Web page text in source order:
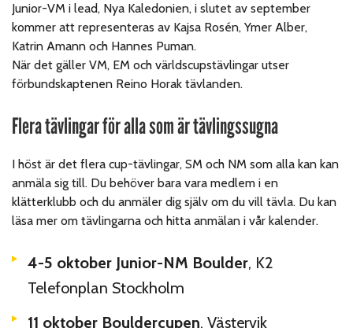
Junior-VM i lead, Nya Kaledonien, i slutet av september
kommer att representeras av Kajsa Rosén, Ymer Alber,
Katrin Amann och Hannes Puman.
När det gäller VM, EM och världscupstävlingar utser
förbundskaptenen Reino Horak tävlanden.
Flera tävlingar för alla som är tävlingssugna
I höst är det flera cup-tävlingar, SM och NM som alla kan kan
anmäla sig till. Du behöver bara vara medlem i en
klätterklubb och du anmäler dig själv om du vill tävla. Du kan
läsa mer om tävlingarna och hitta anmälan i vår kalender.
4-5 oktober Junior-NM Boulder, K2
Telefonplan Stockholm
11 oktober Bouldercupen, Västervik